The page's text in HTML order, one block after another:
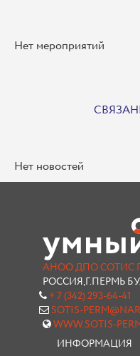
Нет мероприятий
Нет новостей
АНОО ДПО СОТИС
РОССИЯ,Г.ПЕРМЬ
+ 7 (342) 293-64-41
SOTIS-
WWW.SOTIS-
ИНФОРМАЦИЯ